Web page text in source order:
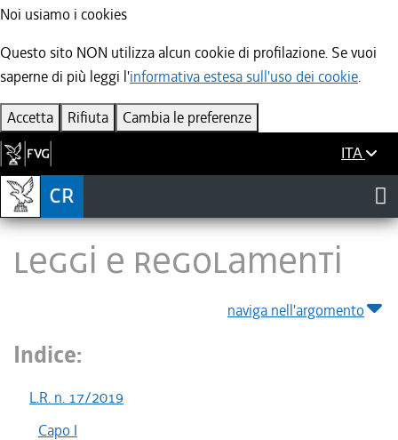
Noi usiamo i cookies
Questo sito NON utilizza alcun cookie di profilazione. Se vuoi
saperne di più leggi l'informativa estesa sull'uso dei cookie.
Accetta Rifiuta Cambia le preferenze
ITA
LEGGI E REGOLAMENTI
naviga nell'argomento
Indice:
L.R. n. 17/2019
Capo I